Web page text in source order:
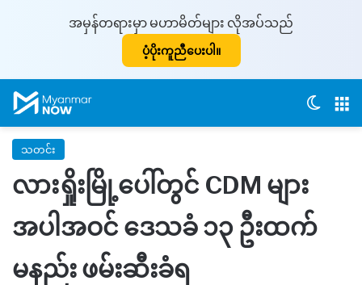
အမှန်တရားမှာ မဟာမိတ်များ လိုအပ်သည်
ပံ့ပိုးကူညီပေးပါ။
သတင်း
လားရှိုးမြို့ပေါ်တွင် CDM များ
အပါအဝင် ဒေသခံ ၁၃ ဦးထက်
မနည်း ဖမ်းဆီးခံရ